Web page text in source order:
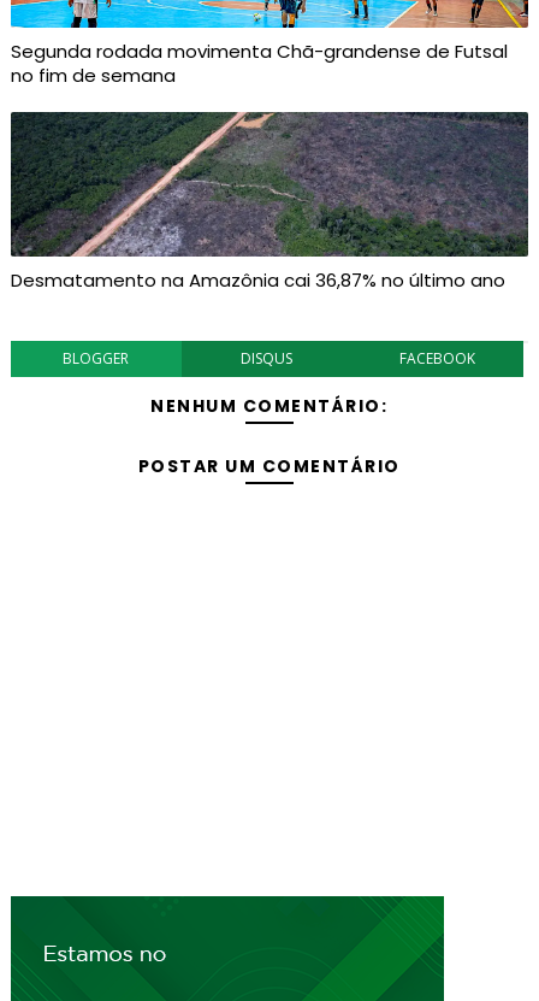
Segunda rodada movimenta Chã-grandense de Futsal
no fim de semana
Desmatamento na Amazônia cai 36,87% no último ano
BLOGGER DISQUS FACEBOOK
NENHUM COMENTÁRIO:
POSTAR UM COMENTÁRIO